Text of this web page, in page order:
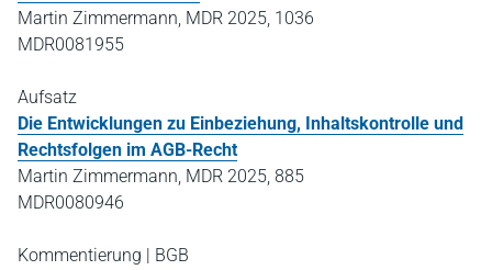
Martin Zimmermann, MDR 2025, 1036
MDR0081955
Aufsatz
Die Entwicklungen zu Einbeziehung, Inhaltskontrolle und
Rechtsfolgen im AGB-Recht
Martin Zimmermann, MDR 2025, 885
MDR0080946
Kommentierung | BGB